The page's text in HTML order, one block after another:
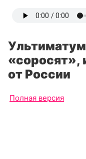
«соросят»,
от России
Полная версия